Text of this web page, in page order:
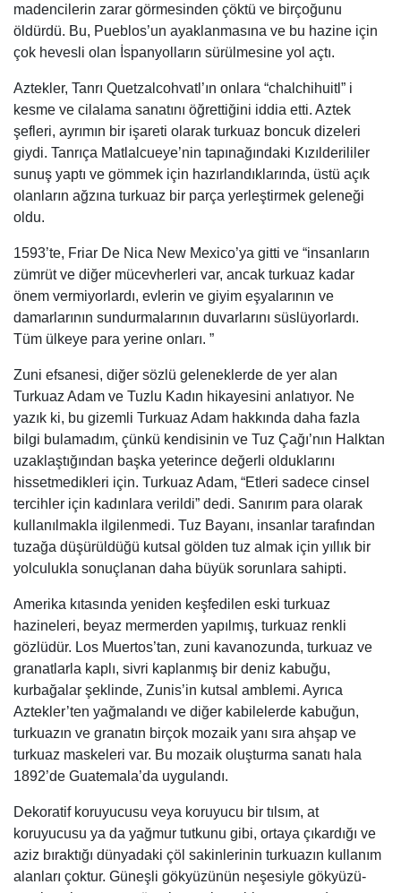
madencilerin zarar görmesinden çöktü ve birçoğunu
öldürdü. Bu, Pueblos’un ayaklanmasına ve bu hazine için
çok hevesli olan İspanyolların sürülmesine yol açtı.
Aztekler, Tanrı Quetzalcohvatl’ın onlara “chalchihuitl” i
kesme ve cilalama sanatını öğrettiğini iddia etti. Aztek
şefleri, ayrımın bir işareti olarak turkuaz boncuk dizeleri
giydi. Tanrıça Matlalcueye’nin tapınağındaki Kızılderililer
sunuş yaptı ve gömmek için hazırlandıklarında, üstü açık
olanların ağzına turkuaz bir parça yerleştirmek geleneği
oldu.
1593’te, Friar De Nica New Mexico’ya gitti ve “insanların
zümrüt ve diğer mücevherleri var, ancak turkuaz kadar
önem vermiyorlardı, evlerin ve giyim eşyalarının ve
damarlarının sundurmalarının duvarlarını süslüyorlardı.
Tüm ülkeye para yerine onları. ”
Zuni efsanesi, diğer sözlü geleneklerde de yer alan
Turkuaz Adam ve Tuzlu Kadın hikayesini anlatıyor. Ne
yazık ki, bu gizemli Turkuaz Adam hakkında daha fazla
bilgi bulamadım, çünkü kendisinin ve Tuz Çağı’nın Halktan
uzaklaştığından başka yeterince değerli olduklarını
hissetmedikleri için. Turkuaz Adam, “Etleri sadece cinsel
tercihler için kadınlara verildi” dedi. Sanırım para olarak
kullanılmakla ilgilenmedi. Tuz Bayanı, insanlar tarafından
tuzağa düşürüldüğü kutsal gölden tuz almak için yıllık bir
yolculukla sonuçlanan daha büyük sorunlara sahipti.
Amerika kıtasında yeniden keşfedilen eski turkuaz
hazineleri, beyaz mermerden yapılmış, turkuaz renkli
gözlüdür. Los Muertos’tan, zuni kavanozunda, turkuaz ve
granatlarla kaplı, sivri kaplanmış bir deniz kabuğu,
kurbağalar şeklinde, Zunis’in kutsal amblemi. Ayrıca
Aztekler’ten yağmalandı ve diğer kabilelerde kabuğun,
turkuazın ve granatın birçok mozaik yanı sıra ahşap ve
turkuaz maskeleri var. Bu mozaik oluşturma sanatı hala
1892’de Guatemala’da uygulandı.
Dekoratif koruyucusu veya koruyucu bir tılsım, at
koruyucusu ya da yağmur tutkunu gibi, ortaya çıkardığı ve
aziz bıraktığı dünyadaki çöl sakinlerinin turkuazın kullanım
alanları çoktur. Güneşli gökyüzünün neşesiyle gökyüzü-